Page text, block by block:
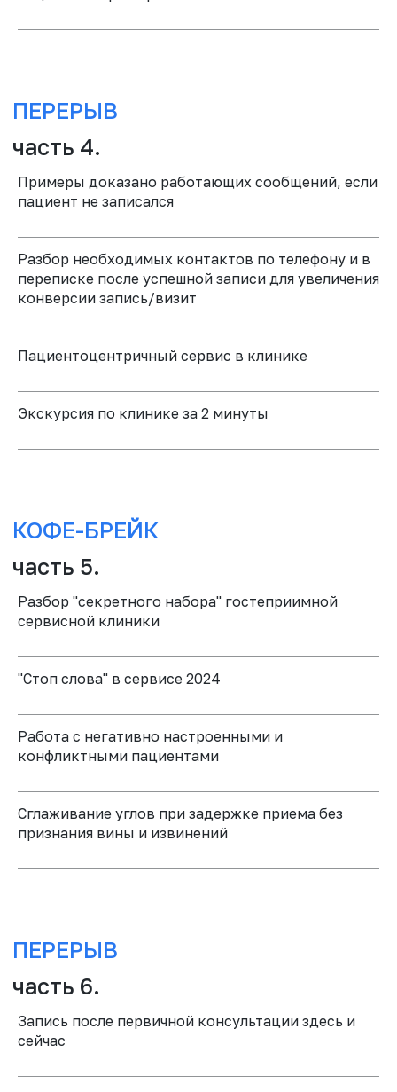
Примеры доказано работающих сообщений, если
пациент не записался
Разбор необходимых контактов по телефону и в
переписке после успешной записи для увеличения
конверсии запись/визит
Пациентоцентричный сервис в клинике
Экскурсия по клинике за 2 минуты
Разбор "секретного набора" гостеприимной
сервисной клиники
"Стоп слова" в сервисе 2024
Работа с негативно настроенными и
конфликтными пациентами
Сглаживание углов при задержке приема без
признания вины и извинений
Запись после первичной консультации здесь и
сейчас
13 НОЯБРЯ - ДЕНЬ ВТОРОЙ
Для врачей, координаторов
руководителей и владельцев
РЕЗУЛЬТАТ
консультации
РАСПИСАНИЕ: